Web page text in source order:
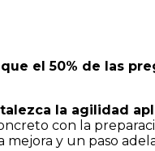
el 50% de las
la agilidad
con la
mejora y un paso